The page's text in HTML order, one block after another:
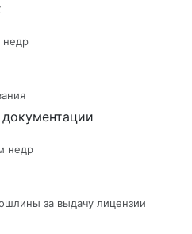
недр
недр
за выдачу лицензии